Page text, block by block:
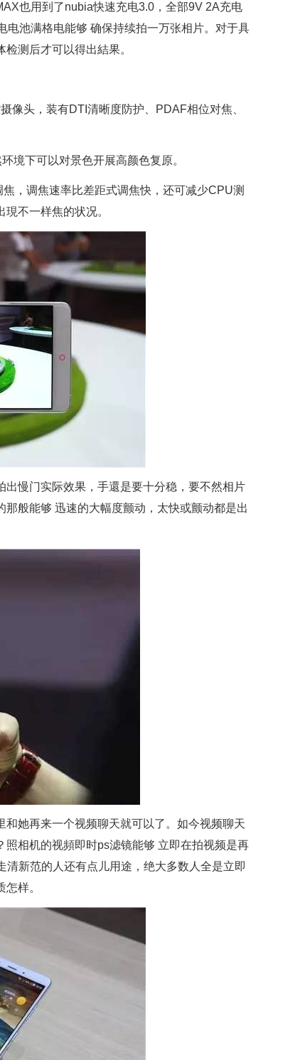
也用到了nubia快速充电3.0，全部9V 2A充电
电池满格电能够 确保持续拍一万张相片。对于具
测后才可以得出結果。
像头，装有DTI清晰度防护、PDAF相位对焦、
境下可以对景色开展高颜色复原。
，调焦速率比差距式调焦快，还可减少CPU测
不一样焦的状况。
慢门实际效果，手還是要十分稳，要不然相片
般能够 迅速的大幅度颤动，太快或颤动都是出
她再来一个视频聊天就可以了。如今视频聊天
相机的视頻即时ps滤镜能够 立即在拍视频是再
新范的人还有点儿用途，绝大多数人全是立即
样。